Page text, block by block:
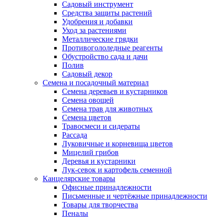
Садовый инструмент
Средства защиты растений
Удобрения и добавки
Уход за растениями
Металлические грядки
Противогололедные реагенты
Обустройство сада и дачи
Полив
Садовый декор
Семена и посадочный материал
Семена деревьев и кустарников
Семена овощей
Семена трав для животных
Семена цветов
Травосмеси и сидераты
Рассада
Луковичные и корневища цветов
Мицелий грибов
Деревья и кустарники
Лук-севок и картофель семенной
Канцелярские товары
Офисные принадлежности
Письменные и чертёжные принадлежности
Товары для творчества
Пеналы